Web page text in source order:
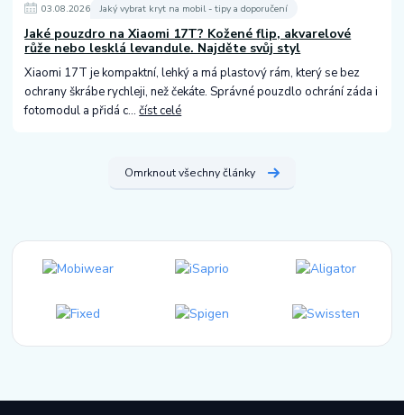
03.08.2026 Jaký vybrat kryt na mobil - tipy a doporučení
Jaké pouzdro na Xiaomi 17T? Kožené flip, akvarelové
růže nebo lesklá levandule. Najděte svůj styl
Xiaomi 17T je kompaktní, lehký a má plastový rám, který se bez
ochrany škrábe rychleji, než čekáte. Správné pouzdlo ochrání záda i
fotomodul a přidá c...číst celé
Omrknout všechny články